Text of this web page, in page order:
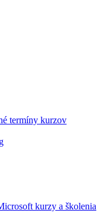
termíny kurzov
kurzy a školenia